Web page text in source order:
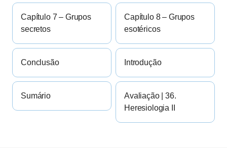
Capítulo 7 – Grupos
secretos
Capítulo 8 – Grupos
esotéricos
Conclusão Introdução
Sumário
Avaliação | 36.
Heresiologia II